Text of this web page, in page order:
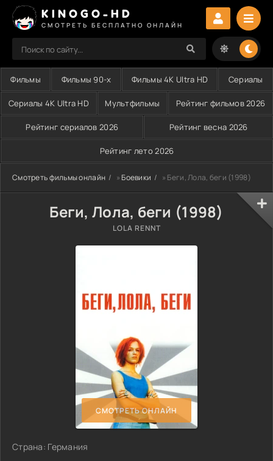
KINOGO-HD
СМОТРЕТЬ БЕСПЛАТНО ОНЛАЙН
Фильмы Фильмы 90-х Фильмы 4K Ultra HD Сериалы
Сериалы 4K Ultra HD Мультфильмы Рейтинг фильмов 2026
Рейтинг сериалов 2026 Рейтинг весна 2026
Рейтинг лето 2026
Смотреть фильмы онлайн »Боевики » Беги, Лола, беги (1998)
Беги, Лола, беги (1998)
LOLA RENNT
СМОТРЕТЬ ОНЛАЙН
Страна: Германия